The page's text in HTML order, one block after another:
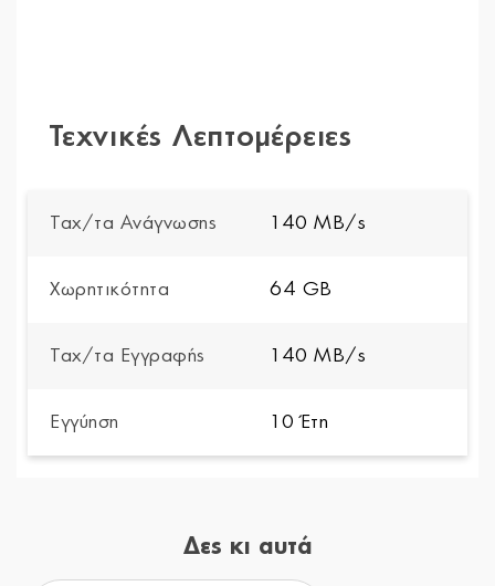
Τεχνικές Λεπτομέρειες
Ταχ/τα Ανάγνωσης 140 MB/s
Χωρητικότητα 64 GB
Ταχ/τα Εγγραφής 140 MB/s
Εγγύηση 10 Έτη
Δες κι αυτά